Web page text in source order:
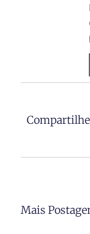
Mais